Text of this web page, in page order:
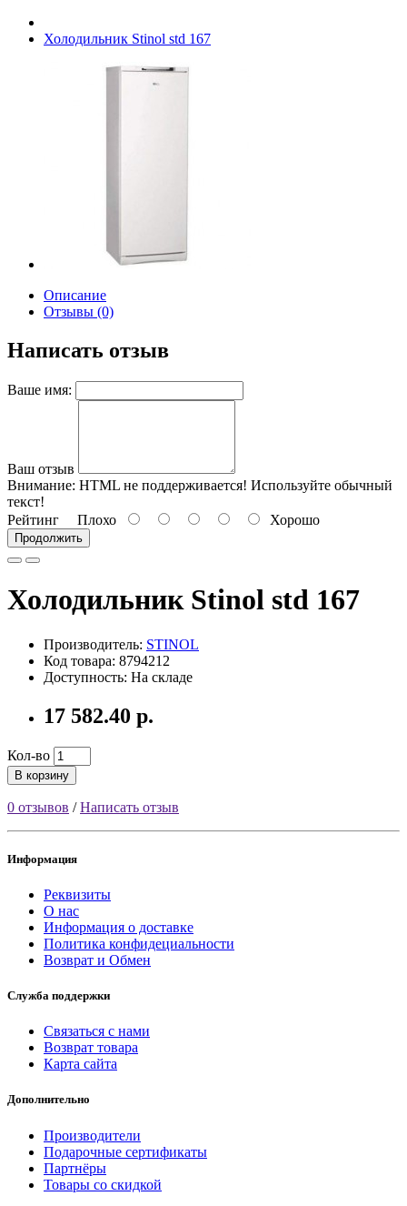
Холодильник Stinol std 167
Описание
Отзывы (0)
Написать отзыв
Ваше имя:
Ваш отзыв
Внимание: HTML не поддерживается! Используйте обычный
текст!
Рейтинг Плохо Хорошо
Продолжить
Холодильник Stinol std 167
Производитель: STINOL
Код товара: 8794212
Доступность: На складе
17 582.40 р.
Кол-во
В корзину
0 отзывов /Написать отзыв
Информация
Реквизиты
О нас
Информация о доставке
Политика конфидециальности
Возврат и Обмен
Служба поддержки
Связаться с нами
Возврат товара
Карта сайта
Дополнительно
Производители
Подарочные сертификаты
Партнёры
Товары со скидкой